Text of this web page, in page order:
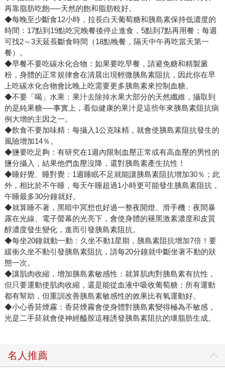
再靠脂肪吃飽──天然的飽和脂肪較好。
◆每晚至少斷食12小時，拉長白天葡萄糖和胰島素保持低濃度的
時間：17點到19點吃完晚餐後停止進食，5點到7點再用餐；每週
可找2～3天延長斷食時間（18點晚餐，隔天中午再吃當天第一
餐）。
◆早餐不要吃碳水化合物：如果要吃早餐，請避免糖和精製澱
粉，身體的正常規律會在清晨出現輕微胰島素阻抗，因此你在早
上吃碳水化合物會比晚上吃需要更多胰島素來控制血糖。
◆不要「喝」水果：果汁去除掉水果大部分的天然纖維，攝取到
的是純果糖──事實上，看似健康的果汁是這些年來胰島素阻抗病
例大增的主因之一。
◆飲食不要加味精：每攝入1公克味精，就會使胰島素阻抗發生的
風險增加14％。
◆鹽要吃足夠：有研究在1週內限制血壓正常或有高血壓的男性的
鹽分攝入，結果他們血壓沒降，還對胰島素產生抗性！
◆睡好覺、睡對覺：1週睡眠不足就能讓胰島素阻抗增加30％；此
外，相比於不午睡，每天午睡超過1小時更可能發生胰島素阻抗，
午睡最多30分鐘就好。
◆就算睡不著，黑暗中冥想也好過一整夜開燈、滑手機：夜間暴
露在光線、電子螢幕的光亮下，會使身體的褪黑激素濃度和皮質
醇濃度發生變化，進而引發胰島素阻抗。
◆每坐20鐘就動一動：久坐不動1星期，胰島素阻抗增加7倍！要
緩衝久坐不動引發胰島素阻抗，請每20分鐘就中斷坐著不動的狀
態一次。
◆讓肌肉收縮，增加胰島素敏感性：就算肌肉對胰島素有抗性，
但只要運動使肌肉收縮，還是能從血液中吸收葡萄糖；所有運動
都有幫助，但重訓改善胰島素敏感性的效果比有氧運動好。
◆小心香菸煙霧：香菸煙霧會使身體對胰島素變得極為不敏感，
光是二手菸就會使神經醯胺這種誘發胰島素阻抗的壞脂肪生成。
名人推薦